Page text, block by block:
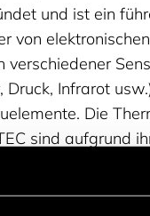
und ist ein
von
verschiedener
Druck, Infrarot
Die
sind aufgrund
und